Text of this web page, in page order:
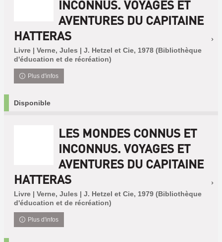
INCONNUS. VOYAGES ET
AVENTURES DU CAPITAINE
HATTERAS
Livre | Verne, Jules | J. Hetzel et Cie, 1978 (Bibliothèque
d'éducation et de récréation)
Plus d'infos
Disponible
LES MONDES CONNUS ET
INCONNUS. VOYAGES ET
AVENTURES DU CAPITAINE
HATTERAS
Livre | Verne, Jules | J. Hetzel et Cie, 1979 (Bibliothèque
d'éducation et de récréation)
Plus d'infos